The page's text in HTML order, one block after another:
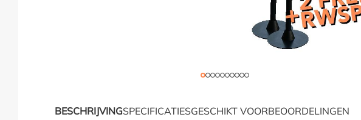
BESCHRIJVINGSPECIFICATIESGESCHIKT VOORBEOORDELINGEN